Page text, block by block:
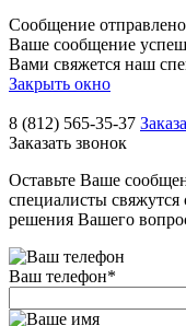
Сообщение отправлено
Ваше сообщение
Вами свяжется наш
Закрыть окно
8 (812) 565-35-37
Заказать звонок
Оставьте Ваше
специалисты
решения Вашего
Ваш телефон*